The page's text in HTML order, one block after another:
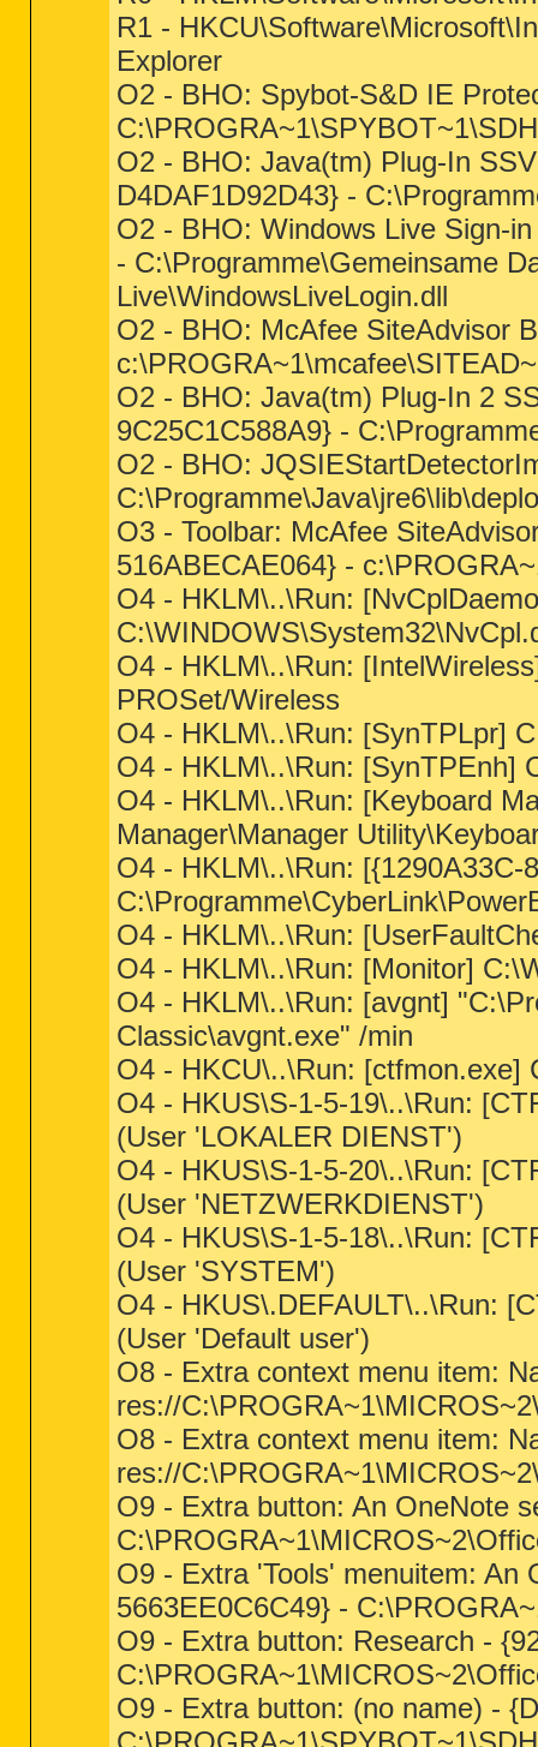
R1 -
Explorer
O2 - BHO: Spybot-S&D IE
O2 - BHO: Java(tm) Plug-In
D4DAF1D92D43} -
O2 - BHO: Windows Live Sign-
- C:\Programme\Gemeinsame
Live\WindowsLiveLogin.dll
O2 - BHO: McAfee SiteAdvisor
O2 - BHO: Java(tm) Plug-In 2
9C25C1C588A9} -
O2 - BHO:
O3 - Toolbar: McAfee
516ABECAE064} -
O4 - HKLM\..\Run:
O4 - HKLM\..\Run:
PROSet/Wireless
O4 - HKLM\..\Run: [SynTPLpr]
O4 - HKLM\..\Run: [SynTPEnh]
O4 - HKLM\..\Run: [Keyboard
Manager\Manager
O4 - HKLM\..\Run: [{1290A33C-
O4 - HKLM\..\Run:
O4 - HKLM\..\Run: [Monitor]
O4 - HKLM\..\Run: [avgnt]
Classic\avgnt.exe" /min
O4 - HKCU\..\Run: [ctfmon.exe]
O4 - HKUS\S-1-5-19\..\Run:
(User 'LOKALER DIENST')
O4 - HKUS\S-1-5-20\..\Run:
(User 'NETZWERKDIENST')
O4 - HKUS\S-1-5-18\..\Run:
(User 'SYSTEM')
O4 - HKUS\.DEFAULT\..\Run:
(User 'Default user')
O8 - Extra context menu item:
res://
O8 - Extra context menu item:
res://
O9 - Extra button: An OneNote
O9 - Extra 'Tools' menuitem: An
5663EE0C6C49} -
O9 - Extra button: Research -
O9 - Extra button: (no name) -